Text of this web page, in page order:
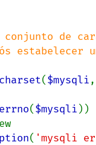
de
estabelecer
($mysqli
($mysqli ))
( 'mysqli